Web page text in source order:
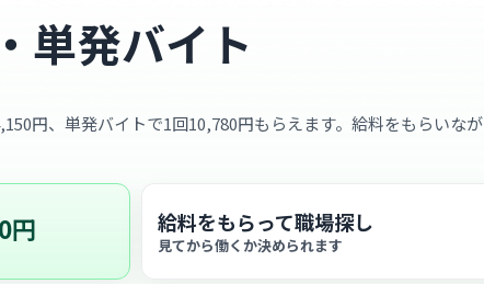
単発バイト
円、単発バイトで1回10,780円もらえます。給料をもらいなが
円 給料をもらって職場探し
見てから働くか決められます